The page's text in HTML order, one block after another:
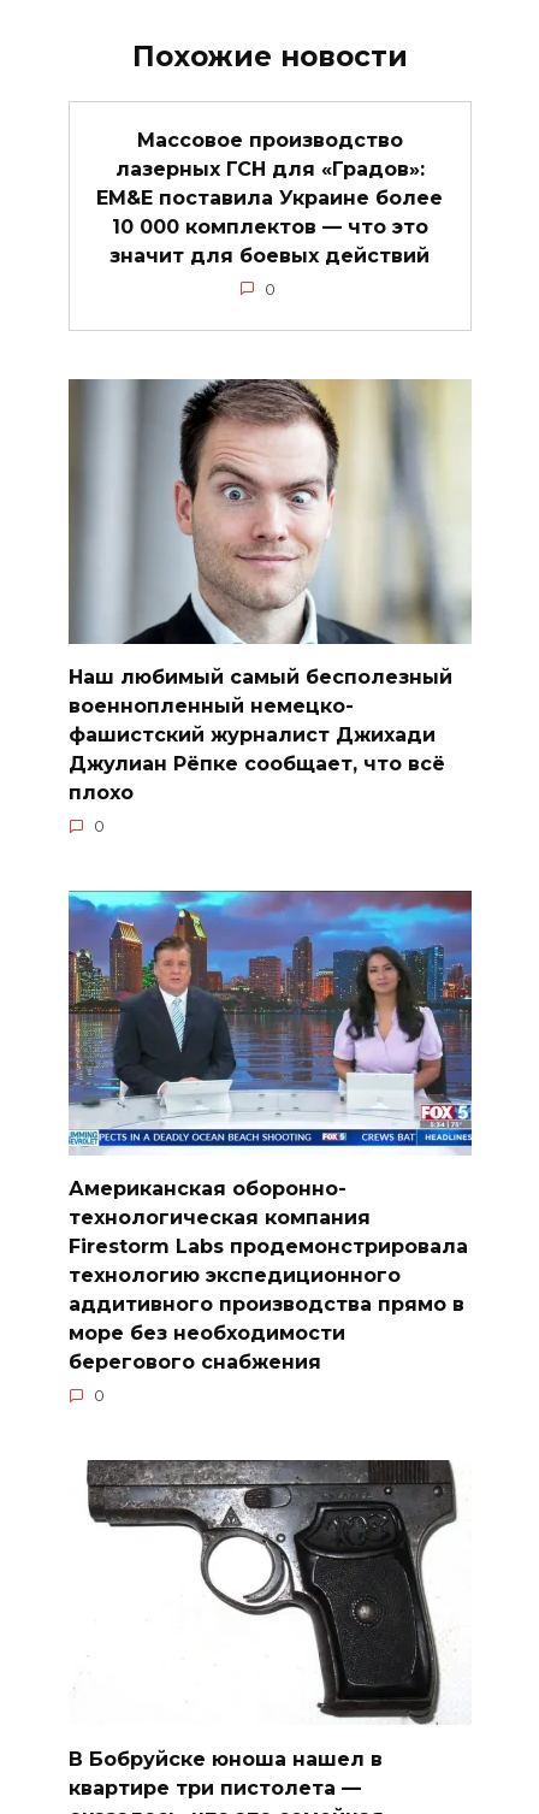
Похожие новости
Массовое производство
лазерных ГСН для «Градов»:
EM&E поставила Украине более
10 000 комплектов — что это
значит для боевых действий
0
Наш любимый самый бесполезный
военнопленный немецко-
фашистский журналист Джихади
Джулиан Рёпке сообщает, что всё
плохо
0
Американская оборонно-
технологическая компания
Firestorm Labs продемонстрировала
технологию экспедиционного
аддитивного производства прямо в
море без необходимости
берегового снабжения
0
В Бобруйске юноша нашел в
квартире три пистолета —